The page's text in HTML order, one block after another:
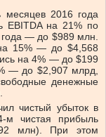
месяцев 2016 года
EBITDA на 21% по
— до $989 млн.
15% — до $4,568
на 4% — до $199
— до $2,907 млрд,
денежные
чистый убыток в
м чистая прибыль
млн). При этом